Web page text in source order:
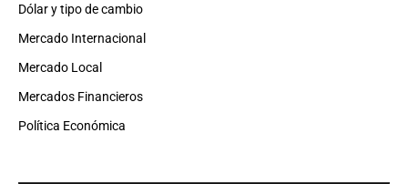
Dólar y tipo de cambio
Mercado Internacional
Mercado Local
Mercados Financieros
Política Económica